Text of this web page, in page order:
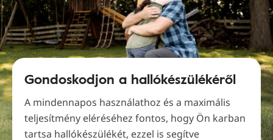
Gondoskodjon a hallókészülékéről
A mindennapos használathoz és a maximális
teljesítmény eléréséhez fontos, hogy Ön karban
tartsa hallókészülékét, ezzel is segítve